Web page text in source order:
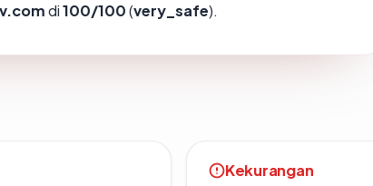
di100/100(very_safe).
Kekurangan